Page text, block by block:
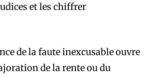
et les chiffrer
de la faute inexcusable ouvre
de la rente ou du